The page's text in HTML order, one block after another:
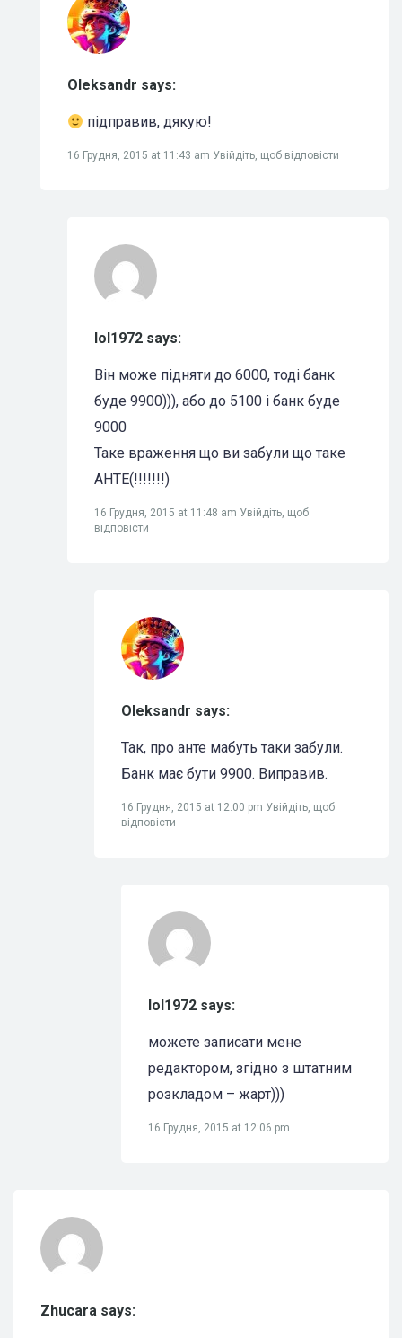
Oleksandr says:
підправив, дякую!
16 Грудня, 2015 at 11:43 am Увійдіть, щоб відповісти
lol1972 says:
Він може підняти до 6000, тоді банк
буде 9900))), або до 5100 і банк буде
9000
Таке враження що ви забули що таке
АНТЕ(!!!!!!!)
16 Грудня, 2015 at 11:48 am Увійдіть, щоб
відповісти
Oleksandr says:
Так, про анте мабуть таки забули.
Банк має бути 9900. Виправив.
16 Грудня, 2015 at 12:00 pm Увійдіть, щоб
відповісти
lol1972 says:
можете записати мене
редактором, згідно з штатним
розкладом – жарт)))
16 Грудня, 2015 at 12:06 pm
Zhucara says: